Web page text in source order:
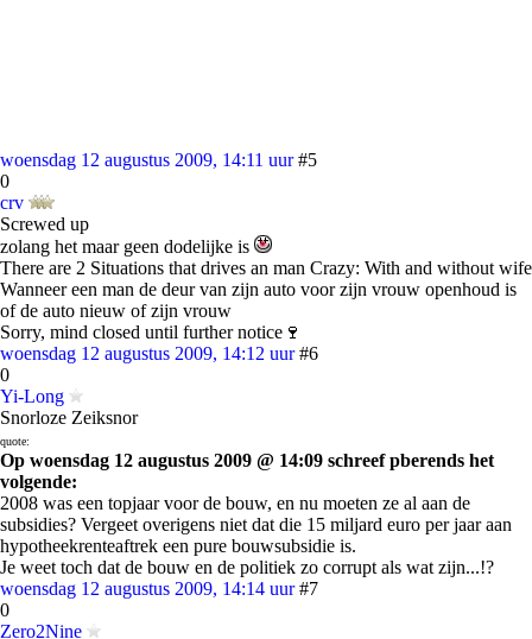
woensdag 12 augustus 2009, 14:11 uur #5
0
crv
Screwed up
zolang het maar geen dodelijke is
There are 2 Situations that drives an man Crazy: With and without wife
Wanneer een man de deur van zijn auto voor zijn vrouw openhoud is
of de auto nieuw of zijn vrouw
Sorry, mind closed until further notice🍷
woensdag 12 augustus 2009, 14:12 uur #6
0
Yi-Long
Snorloze Zeiksnor
quote:
Op woensdag 12 augustus 2009 @ 14:09 schreef pberends het
volgende:
2008 was een topjaar voor de bouw, en nu moeten ze al aan de
subsidies? Vergeet overigens niet dat die 15 miljard euro per jaar aan
hypotheekrenteaftrek een pure bouwsubsidie is.
Je weet toch dat de bouw en de politiek zo corrupt als wat zijn...!?
woensdag 12 augustus 2009, 14:14 uur #7
0
Zero2Nine